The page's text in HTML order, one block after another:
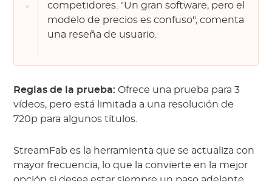
competidores. "Un gran software, pero el
modelo de precios es confuso", comenta
una reseña de usuario.
Reglas de la prueba: Ofrece una prueba para 3
vídeos, pero está limitada a una resolución de
720p para algunos títulos.
StreamFab es la herramienta que se actualiza con
mayor frecuencia, lo que la convierte en la mejor